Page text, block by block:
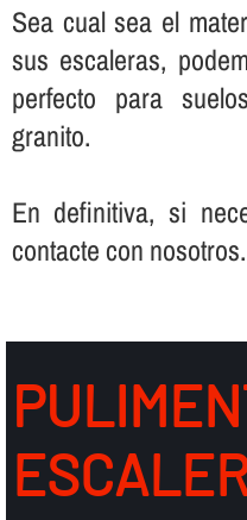
Sea cual sea el
sus escaleras,
perfecto para
granito.
En definitiva, si
contacte con nosotros.